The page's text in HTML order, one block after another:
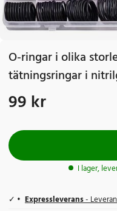
O-ringar i olika
tätningsringar i
Pris: 99 kr
99 kr
I lager,
Expressleverans-